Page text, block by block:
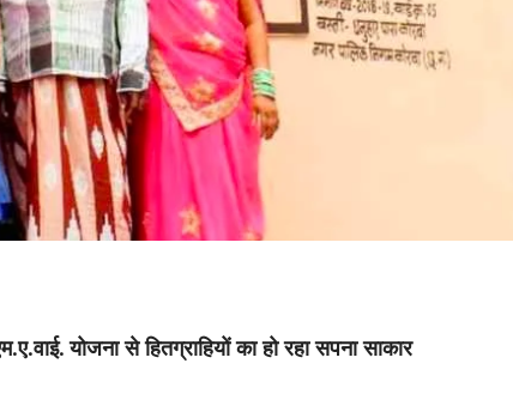
योजना से हितग्राहियों का हो रहा सपना साकार